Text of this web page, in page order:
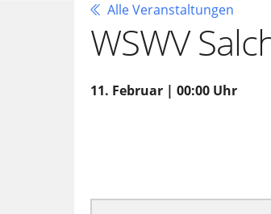
Alle Veranstaltungen
WSWV
11. Februar | 00:00 Uhr